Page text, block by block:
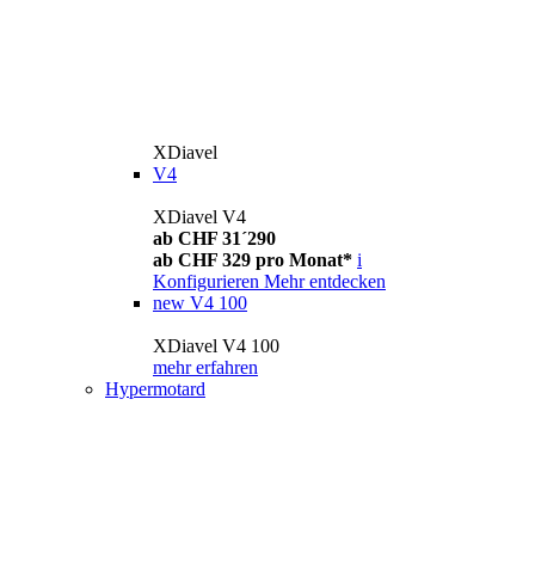
XDiavel
V4
XDiavel V4
ab CHF 31´290
ab CHF 329 pro Monat* i
Konfigurieren Mehr entdecken
new V4 100
XDiavel V4 100
mehr erfahren
Hypermotard